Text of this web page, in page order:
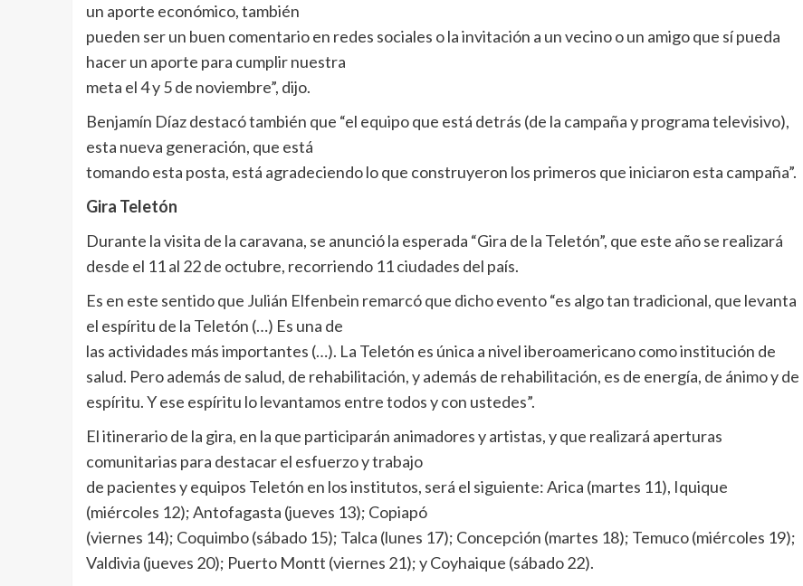
un aporte económico, también
pueden ser un buen comentario en redes sociales o la invitación a un vecino o un amigo que sí pueda
hacer un aporte para cumplir nuestra
meta el 4 y 5 de noviembre”, dijo.
Benjamín Díaz destacó también que “el equipo que está detrás (de la campaña y programa televisivo),
esta nueva generación, que está
tomando esta posta, está agradeciendo lo que construyeron los primeros que iniciaron esta campaña”.
Gira Teletón
Durante la visita de la caravana, se anunció la esperada “Gira de la Teletón”, que este año se realizará
desde el 11 al 22 de octubre, recorriendo 11 ciudades del país.
Es en este sentido que Julián Elfenbein remarcó que dicho evento “es algo tan tradicional, que levanta
el espíritu de la Teletón (…) Es una de
las actividades más importantes (…). La Teletón es única a nivel iberoamericano como institución de
salud. Pero además de salud, de rehabilitación, y además de rehabilitación, es de energía, de ánimo y de
espíritu. Y ese espíritu lo levantamos entre todos y con ustedes”.
El itinerario de la gira, en la que participarán animadores y artistas, y que realizará aperturas
comunitarias para destacar el esfuerzo y trabajo
de pacientes y equipos Teletón en los institutos, será el siguiente: Arica (martes 11), Iquique
(miércoles 12); Antofagasta (jueves 13); Copiapó
(viernes 14); Coquimbo (sábado 15); Talca (lunes 17); Concepción (martes 18); Temuco (miércoles 19);
Valdivia (jueves 20); Puerto Montt (viernes 21); y Coyhaique (sábado 22).